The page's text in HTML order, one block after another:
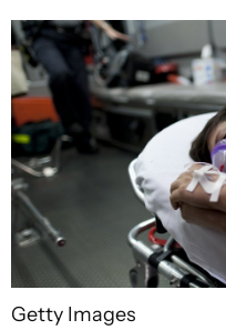
Getty Images